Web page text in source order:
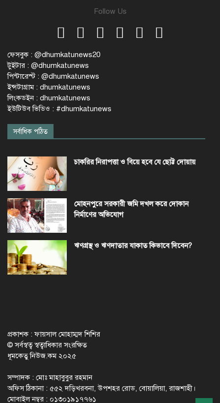
Follow Us
ফেসবুক : @dhumkatunews20
টুইটার : @dhumkatunews
পিন্টারেস্ট : @dhumkatunews
ইন্সটাগ্রাম : dhumkatunews
লিংকডইন : dhumkatunews
ইউটিউব ভিডিও : #dhumkatunews
সর্বাধিক পঠিত
চাকরির নিরাপত্তা ও বিয়ে হবে যে ছোট্ট দোয়ায়
মোহনপুরে সরকারী জমি দখল করে দোকান
নির্মাণের অভিযোগ
ঋণগ্রস্থ ও ঋণদাতার যাকাত কিভাবে দিবেন?
প্রকাশক : ফায়সাল মোহাম্মদ শিশির
© সর্বস্বত্ব স্বত্বাধিকার সংরক্ষিত
ধূমকেতু নিউজ.কম ২০২৫
সম্পাদক : মোঃ মাহাবুবুর রহমান
অফিস ঠিকানা : ৫৫২ দড়িখরবনা, উপশহর রোড, বোয়ালিয়া, রাজশাহী।
মোবাইল নম্বর : ০১৩০১৯১৭৭৬১